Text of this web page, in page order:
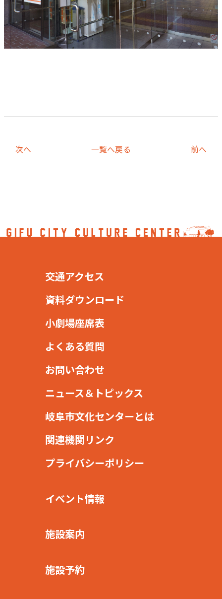
前へ
一覧へ戻る
次へ
交通アクセス
資料ダウンロード
小劇場座席表
よくある質問
お問い合わせ
ニュース＆トピックス
岐阜市文化センターとは
関連機関リンク
プライバシーポリシー
イベント情報
施設案内
施設予約